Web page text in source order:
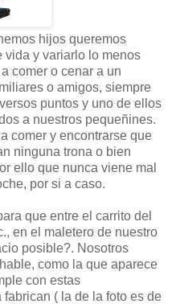
hijos queremos
vida y variarlo lo menos
comer o cenar a un
o amigos, siempre
puntos y uno de ellos
a nuestros pequeñines.
comer y encontrarse que
ninguna trona o bien
ello que nunca viene mal
por si a caso.
que entre el carrito del
en el maletero de nuestro
posible?. Nosotros
como la que aparece
con estas
( la de la foto es de